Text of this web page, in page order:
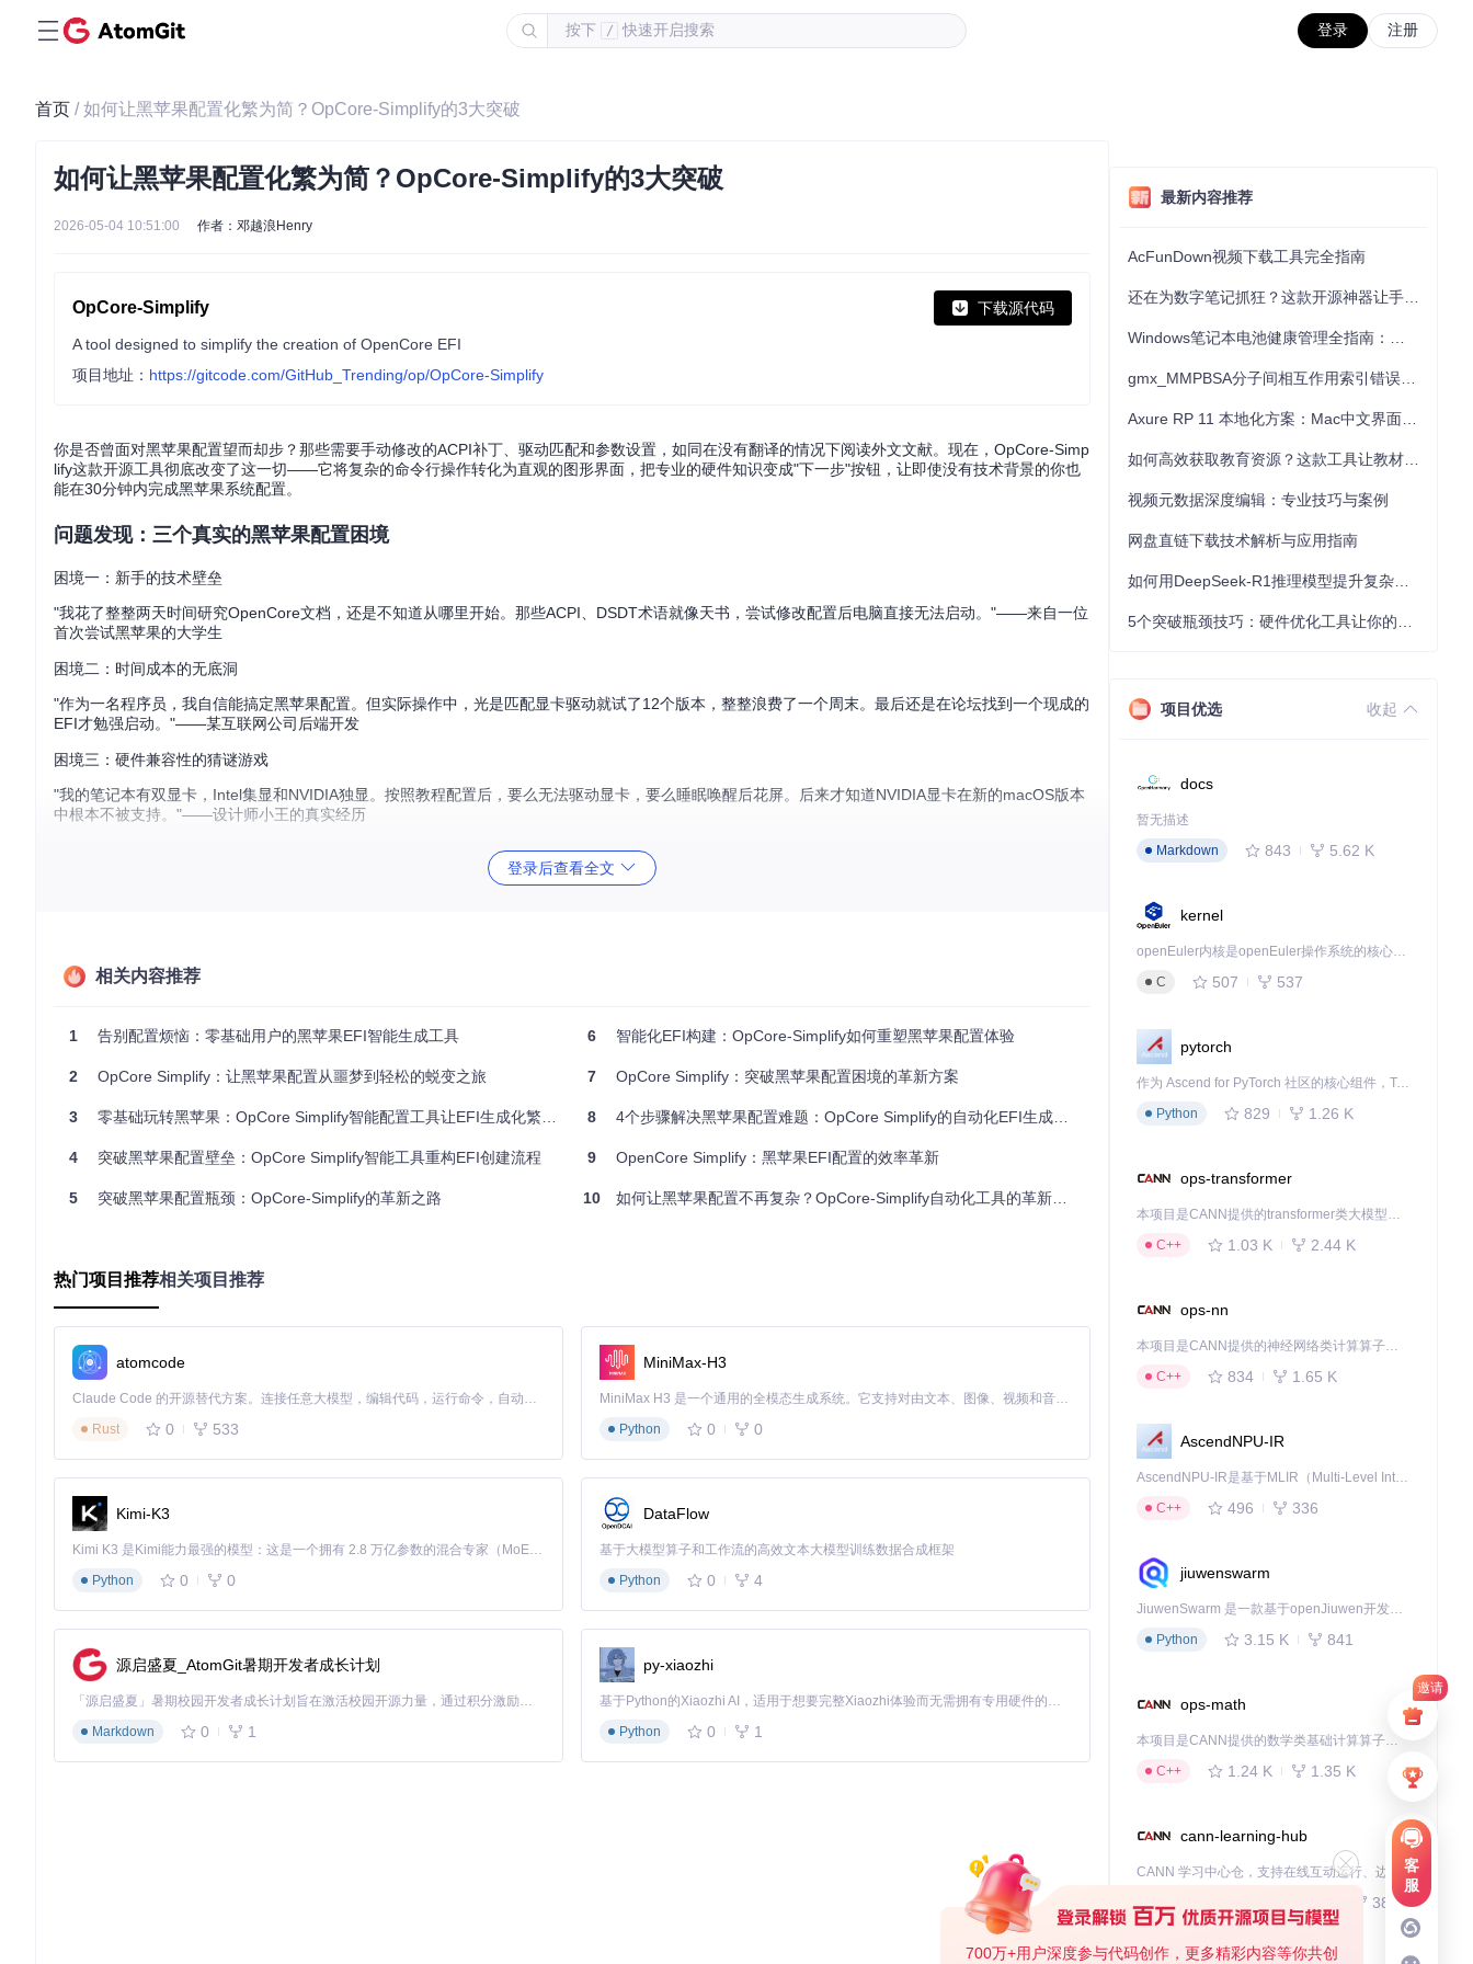
按下 / 快速开启搜索 登录 注册
邀请
客
服
700万+用户深度参与代码创作，更多精彩内容等你共创
首页 / 如何让黑苹果配置化繁为简？OpCore-Simplify的3大突破
如何让黑苹果配置化繁为简？OpCore-Simplify的3大突破
2026-05-04 10:51:00 作者：邓越浪Henry
OpCore-Simplify 下载源代码
A tool designed to simplify the creation of OpenCore EFI
项目地址： https://gitcode.com/GitHub_Trending/op/OpCore-Simplify
你是否曾面对黑苹果配置望而却步？那些需要手动修改的ACPI补丁、驱动匹配和参数设置，如同在没有翻译的情况下阅读外文文献。现在，OpCore-Simp
lify这款开源工具彻底改变了这一切——它将复杂的命令行操作转化为直观的图形界面，把专业的硬件知识变成"下一步"按钮，让即使没有技术背景的你也
能在30分钟内完成黑苹果系统配置。
问题发现：三个真实的黑苹果配置困境
困境一：新手的技术壁垒
"我花了整整两天时间研究OpenCore文档，还是不知道从哪里开始。那些ACPI、DSDT术语就像天书，尝试修改配置后电脑直接无法启动。"——来自一位
首次尝试黑苹果的大学生
困境二：时间成本的无底洞
"作为一名程序员，我自信能搞定黑苹果配置。但实际操作中，光是匹配显卡驱动就试了12个版本，整整浪费了一个周末。最后还是在论坛找到一个现成的
EFI才勉强启动。"——某互联网公司后端开发
困境三：硬件兼容性的猜谜游戏
"我的笔记本有双显卡，Intel集显和NVIDIA独显。按照教程配置后，要么无法驱动显卡，要么睡眠唤醒后花屏。后来才知道NVIDIA显卡在新的macOS版本
中根本不被支持。"——设计师小王的真实经历
OpCore-Simplify的欢迎界面提供清晰的配置流程指引，让新手不再迷失方向。alt文本：OpCore-Simplify工具欢迎界面，展示配置步骤和注意事项
什么是OpenCore EFI？
文件夹。传统配置过程需要手动编写这本"翻译手册"，而OpCore-Simplify则能自动生成它。
OpCore-Simplify的三大技术突破
1. 硬件-系统语言自动翻译
工具内置的硬件数据库（位于Scripts/datasets/目录）包含超过5000种硬件配置方案，能像专业翻译一样将你的PC硬件规格"翻译"成macOS能理解的语
将传统的代码编辑转化为图形界面操作，所有参数调整都有中文说明，就像使用翻译软件时选择"自动检测语言"一样简单。
在配置过程中实时检查硬件兼容性，就像翻译软件在你输入时即时提示语法错误，避免配置完成后才发现硬件不支持的情况。
配置维度
提升倍数
平均耗时
16倍
技术门槛
需理解ACPI/DSDT等专业知识 仅需基本电脑操作能力
降低90%复杂度
首次成功率
约50%
提升80%
价值验证：从理论到实践的转变
任务一：获取硬件"身份证"
目标：生成电脑硬件信息报告
操作
预期结果
：工具自动扫描并生成包含CPU、显卡、主板等信息的硬件报告
硬件报告选择界面支持生成或导入系统硬件信息。alt文本：OpCore-Simplify硬件报告生成页面，显示报告路径和状态
兼容性检查界面展示CPU和显卡等硬件的macOS支持情况。alt文本：OpCore-Simplify硬件兼容性检查结果，显示Intel CPU支持和NVIDIA显卡不支持
登录后查看全文
相关内容推荐
1 告别配置烦恼：零基础用户的黑苹果EFI智能生成工具
2 OpCore Simplify：让黑苹果配置从噩梦到轻松的蜕变之旅
3 零基础玩转黑苹果：OpCore Simplify智能配置工具让EFI生成化繁为简
4 突破黑苹果配置壁垒：OpCore Simplify智能工具重构EFI创建流程
5 突破黑苹果配置瓶颈：OpCore-Simplify的革新之路
6 智能化EFI构建：OpCore-Simplify如何重塑黑苹果配置体验
7 OpCore Simplify：突破黑苹果配置困境的革新方案
8 4个步骤解决黑苹果配置难题：OpCore Simplify的自动化EFI生成方案
9 OpenCore Simplify：黑苹果EFI配置的效率革新
10 如何让黑苹果配置不再复杂？OpCore-Simplify自动化工具的革新之路
热门项目推荐相关项目推荐
atomcode
Claude Code 的开源替代方案。连接任意大模型，编辑代码，运行命令，自动验证 — 全自动执行。用 Rust 构建，极致性能。 ｜ An open-source alternative to Claude Code. Connect any LLM, edit code, run commands, and verify changes — autonomously. Built in Rust for speed. Get Started
Rust
0 533
MiniMax-H3
MiniMax H3 是一个通用的全模态生成系统。它支持对由文本、图像、视频和音频组成的多模态上下文进行统一理解，并能生成分辨率高达 2K、时长可达 15 秒的带原生立体声音频的视频。得益于面向任务泛化的系统设计，H3 在预训练阶段就已具备广泛的多模态上下文理解与生成能力，能够出色地执行复杂的多模态指令。
Python
0 0
Kimi-K3
Kimi K3 是Kimi能力最强的模型：这是一个拥有 2.8 万亿参数的混合专家（MoE）模型，具备原生视觉理解能力，并支持 100 万 token 的上下文窗口。
Python
0 0
DataFlow
基于大模型算子和工作流的高效文本大模型训练数据合成框架
Python
0 4
源启盛夏_AtomGit暑期开发者成长计划
「源启盛夏」暑期校园开发者成长计划旨在激活校园开源力量，通过积分激励、认证扶持、资源倾斜等形式，引导高校组织和开发者完成「入驻 — 建项目 — 做贡献 — 获认证 — 得资源」的完整闭环。无论你是想带领社团入驻平台的组织者，还是希望用代码贡献证明自己的开发者，都能在这里找到属于你的成长路径。
Markdown
0 1
py-xiaozhi
基于Python的Xiaozhi AI，适用于想要完整Xiaozhi体验而无需拥有专用硬件的用户。
Python
0 1
最新内容推荐
AcFunDown视频下载工具完全指南
视频元数据深度编辑：专业技巧与案例
网盘直链下载技术解析与应用指南
项目优选 收起
docs
暂无描述
Markdown
843 5.62 K
kernel
openEuler内核是openEuler操作系统的核心，既是系统性能与稳定性的基石，也是连接处理器、设备与服务的桥梁。
C
507 537
pytorch
作为 Ascend for PyTorch 社区的核心组件，TorchNPU 是昇腾专为 PyTorch 打造的深度学习适配插件，使 PyTorch 框架能够直接调用昇腾 NPU，为开发者提供昇腾 AI 处理器的超强算力。
Python
829 1.26 K
ops-transformer
本项目是CANN提供的transformer类大模型算子库，实现网络在NPU上加速计算。
C++
1.03 K 2.44 K
ops-nn
本项目是CANN提供的神经网络类计算算子库，实现网络在NPU上加速计算。
C++
834 1.65 K
AscendNPU-IR
AscendNPU-IR是基于MLIR（Multi-Level Intermediate Representation）构建的，面向昇腾亲和算子编译时使用的中间表示，提供昇腾完备表达能力，通过编译优化提升昇腾AI处理器计算效率，支持通过生态框架使能昇腾AI处理器与深度调优
C++
496 336
jiuwenswarm
JiuwenSwarm 是一款基于openJiuwen开发的智能AI Agent，它能够将大语言模型的强大能力，通过你日常使用的各类通讯应用，直接延伸至你的指尖。
Python
3.15 K 841
ops-math
本项目是CANN提供的数学类基础计算算子库，实现网络在NPU上加速计算。
C++
1.24 K 1.35 K
cann-learning-hub
Jupyter Notebook
380